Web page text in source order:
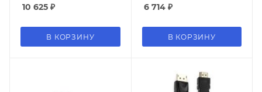
10 625 ₽
В КОРЗИНУ
6 714₽
В КОРЗИНУ